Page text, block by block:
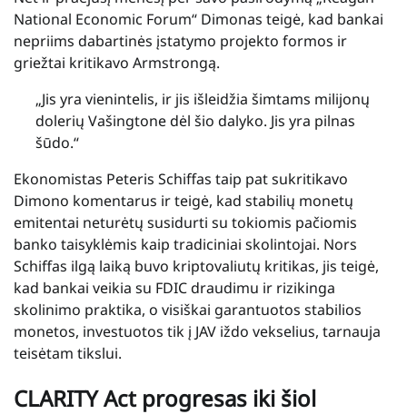
National Economic Forum“ Dimonas teigė, kad bankai
nepriims dabartinės įstatymo projekto formos ir
griežtai kritikavo Armstrongą.
„Jis yra vienintelis, ir jis išleidžia šimtams milijonų
dolerių Vašingtone dėl šio dalyko. Jis yra pilnas
šūdo.“
Ekonomistas Peteris Schiffas taip pat sukritikavo
Dimono komentarus ir teigė, kad stabilių monetų
emitentai neturėtų susidurti su tokiomis pačiomis
banko taisyklėmis kaip tradiciniai skolintojai. Nors
Schiffas ilgą laiką buvo kriptovaliutų kritikas, jis teigė,
kad bankai veikia su FDIC draudimu ir rizikinga
skolinimo praktika, o visiškai garantuotos stabilios
monetos, investuotos tik į JAV iždo vekselius, tarnauja
teisėtam tikslui.
CLARITY Act progresas iki šiol